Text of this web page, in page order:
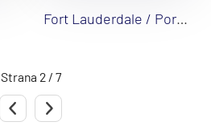
Fort Lauderdale / Port Everglades
Strana 2 / 7
Predchádzajúca strana